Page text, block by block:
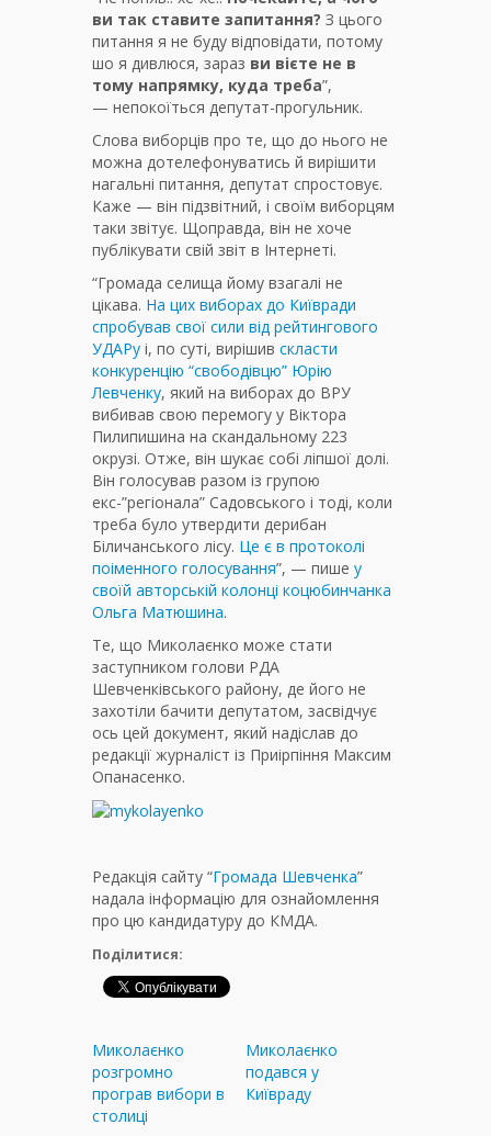
ви так ставите запитання? З цього
питання я не буду відповідати, потому
шо я дивлюся, зараз ви вієте не в
тому напрямку, куда треба”,
— непокоїться депутат-прогульник.
Слова виборців про те, що до нього не
можна дотелефонуватись й вирішити
нагальні питання, депутат спростовує.
Каже — він підзвітний, і своїм виборцям
таки звітує. Щоправда, він не хоче
публікувати свій звіт в Інтернеті.
“Громада селища йому взагалі не
цікава. На цих виборах до Київради
спробував свої сили від рейтингового
УДАРу і, по суті, вирішив скласти
конкуренцію “свободівцю” Юрію
Левченку, який на виборах до ВРУ
вибивав свою перемогу у Віктора
Пилипишина на скандальному 223
окрузі. Отже, він шукає собі ліпшої долі.
Він голосував разом із групою
екс-”регіонала” Садовського і тоді, коли
треба було утвердити дерибан
Біличанського лісу. Це є в протоколі
поіменного голосування”, — пише у
своїй авторській колонці коцюбинчанка
Ольга Матюшина.
Те, що Миколаєнко може стати
заступником голови РДА
Шевченківського району, де його не
захотіли бачити депутатом, засвідчує
ось цей документ, який надіслав до
редакції журналіст із Приірпіння Максим
Опанасенко.
Редакція сайту “Громада Шевченка”
надала інформацію для ознайомлення
про цю кандидатуру до КМДА.
Поділитися:
Миколаєнко
розгромно
програв вибори в
столиці
Миколаєнко
подався у
Київраду